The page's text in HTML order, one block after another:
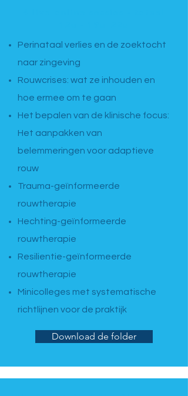
Perinataal verlies en de zoektocht
naar zingeving
Rouwcrises: wat ze inhouden en
hoe ermee om te gaan
Het bepalen van de klinische focus:
Het aanpakken van
belemmeringen voor adaptieve
rouw
Trauma-geïnformeerde
rouwtherapie
Hechting-geïnformeerde
rouwtherapie
Resilientie-geïnformeerde
rouwtherapie
Minicolleges met systematische
richtlijnen voor de praktijk
Download de folder